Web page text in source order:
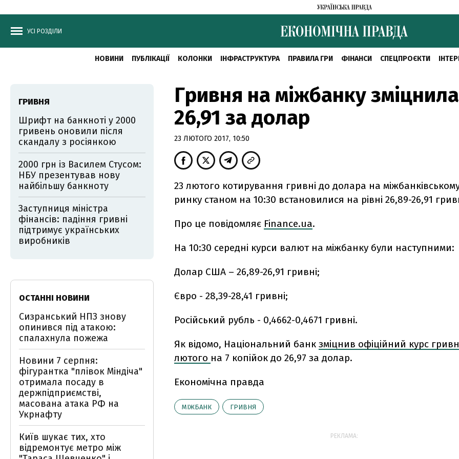
УСІ РОЗДІЛИ
НОВИНИ ПУБЛІКАЦІЇ КОЛОНКИ ІНФРАСТРУКТУРА ПРАВИЛА ГРИ ФІНАНСИ СПЕЦПРОЄКТИ
Гривня на міжбанку
26,91 за долар
23 ЛЮТОГО 2017, 10:50
23 лютого котирування гривні до долара на
ринку станом на 10:30 встановилися на рівні 26,89-26,91
Про це повідомляє Finance.ua.
На 10:30 середні курси валют на міжбанку були наступними:
Долар США – 26,89-26,91 гривні;
Євро - 28,39-28,41 гривні;
Російський рубль - 0,4662-0,4671 гривні.
Як відомо, Національний банк зміцнив офіційний курс
лютого на 7 копійок до 26,97 за долар.
Економічна правда
МІЖБАНК ГРИВНЯ
РЕКЛАМА:
ГРИВНЯ
Шрифт на банкноті у 2000
гривень оновили після
скандалу з росіянкою
2000 грн із Василем Стусом:
НБУ презентував нову
найбільшу банкноту
Заступниця міністра
фінансів: падіння гривні
підтримує українських
виробників
ОСТАННІ НОВИНИ
Сизранський НПЗ знову
опинився під атакою:
спалахнула пожежа
Новини 7 серпня:
фігурантка "плівок Міндіча"
отримала посаду в
держпідприємстві,
масована атака РФ на
Укрнафту
Київ шукає тих, хто
відремонтує метро між